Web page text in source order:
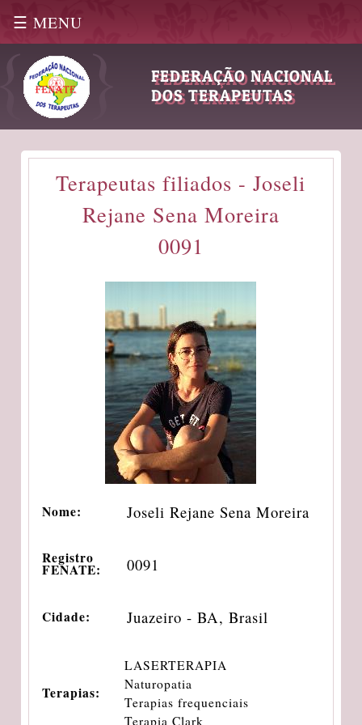
☰ MENU
FEDERAÇÃO NACIONAL
DOS TERAPEUTAS
Terapeutas filiados - Joseli
Rejane Sena Moreira
0091
Nome: Joseli Rejane Sena Moreira
Registro
FENATE: 0091
Cidade: Juazeiro - BA, Brasil
Terapias:
LASERTERAPIA
Naturopatia
Terapias frequenciais
Terapia Clark